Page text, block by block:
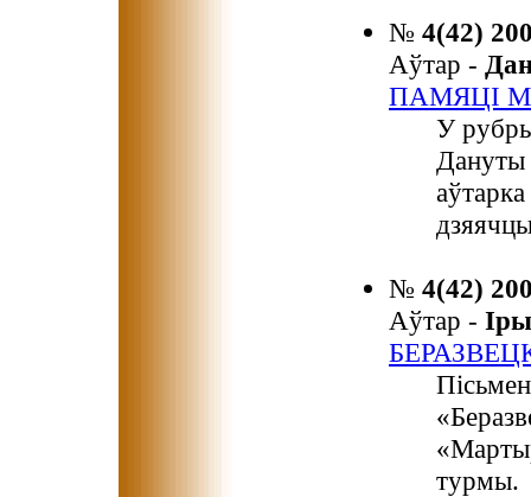
№ 4(42)
Аўтар -
ПАМЯЦІ
У
Дануты
№ 4(42)
Аўтар -
турмы.